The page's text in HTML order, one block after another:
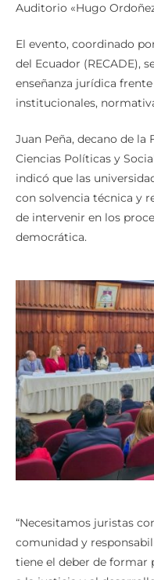
Auditorio «Hugo
El evento, coordinado
del Ecuador (RECADE),
enseñanza jurídica
institucionales,
Juan Peña, decano de
Ciencias Políticas y
indicó que las
con solvencia técnica y
de intervenir en los
democrática.
“Necesitamos juristas
comunidad y
tiene el deber de formar